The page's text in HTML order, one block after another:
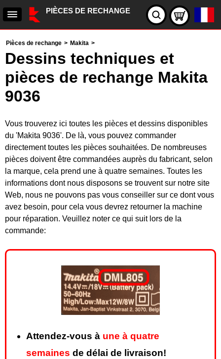
PIÈCES DE RECHANGE
Pièces de rechange > Makita >
Dessins techniques et
pièces de rechange Makita
9036
Vous trouverez ici toutes les pièces et dessins disponibles
du 'Makita 9036'. De là, vous pouvez commander
directement toutes les pièces souhaitées. De nombreuses
pièces doivent être commandées auprès du fabricant, selon
la marque, cela prend une à quatre semaines. Toutes les
informations dont nous disposons se trouvent sur notre site
Web, nous ne pouvons pas vous conseiller sur ce dont vous
avez besoin, pour cela vous devrez retourner la machine
pour réparation. Veuillez noter ce qui suit lors de la
commande:
Attendez-vous à une à quatre
semaines de délai de livraison!